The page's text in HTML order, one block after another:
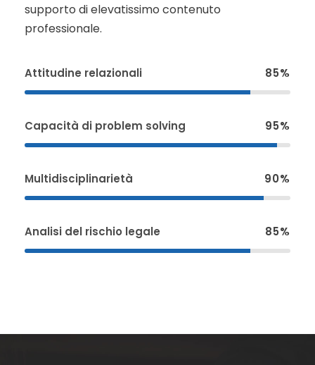
supporto di elevatissimo contenuto
professionale.
Attitudine relazionali 85%
Capacità di problem solving 95%
Multidisciplinarietà 90%
Analisi del rischio legale 85%